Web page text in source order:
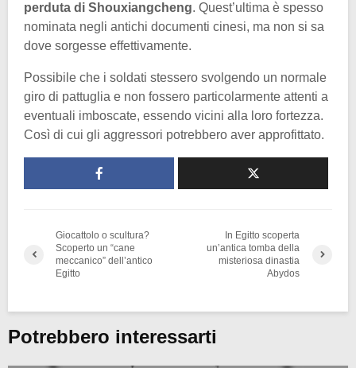
perduta di Shouxiangcheng. Quest’ultima è spesso
nominata negli antichi documenti cinesi, ma non si sa
dove sorgesse effettivamente.
Possibile che i soldati stessero svolgendo un normale
giro di pattuglia e non fossero particolarmente attenti a
eventuali imboscate, essendo vicini alla loro fortezza.
Così di cui gli aggressori potrebbero aver approfittato.
Giocattolo o scultura?
Scoperto un “cane
meccanico” dell’antico
Egitto
In Egitto scoperta
un’antica tomba della
misteriosa dinastia
Abydos
Potrebbero interessarti